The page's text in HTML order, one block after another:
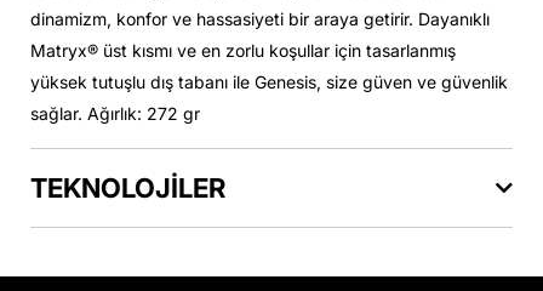
dinamizm, konfor ve hassasiyeti bir araya getirir. Dayanıklı
Matryx® üst kısmı ve en zorlu koşullar için tasarlanmış
yüksek tutuşlu dış tabanı ile Genesis, size güven ve güvenlik
sağlar. Ağırlık: 272 gr
TEKNOLOJİLER